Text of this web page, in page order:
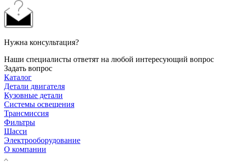
Нужна консультация?
Наши специалисты ответят на любой интересующий вопрос
Задать вопрос
Каталог
Детали двигателя
Кузовные детали
Системы освещения
Трансмиссия
Фильтры
Шасси
Электрооборудование
О компании